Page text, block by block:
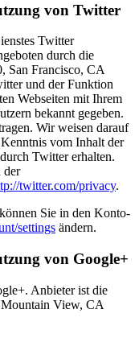
von Twitter
Twitter
durch die
San Francisco, CA
und der Funktion
Webseiten mit Ihrem
bekannt gegeben.
Wir weisen darauf
vom Inhalt der
Twitter erhalten.
der
twitter.com/privacy.
Sie in den Konto-
settings ändern.
von Google+
Anbieter ist die
View, CA